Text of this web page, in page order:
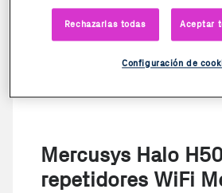
Mercusys Halo
repetidores WiFi
Rechazarlas todas Aceptar
Configuración de